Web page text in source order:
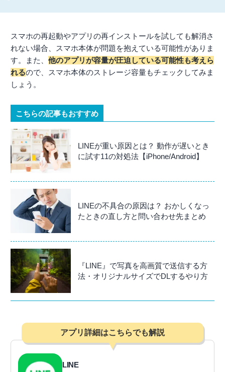
スマホの再起動やアプリの再インストールを試しても解消さ
れない場合、スマホ本体が問題を抱えている可能性がありま
す。また、 他のアプリが容量が圧迫している可能性も考えら
れるので、スマホ本体のストレージ容量もチェックしてみま
しょう。
こちらの記事もおすすめ
LINEが重い原因とは？ 動作が遅いとき
に試す11の対処法【iPhone/Android】
LINEの不具合の原因は？ おかしくなっ
たときの直し方と問い合わせ先まとめ
『LINE』で写真を高画質で送信する方
法・オリジナルサイズでDLするやり方
アプリ詳細はこちらでも解説
LINE